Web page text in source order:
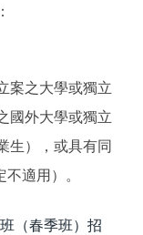
案之大學或獨立
國外大學或獨立
生），或具有同
適用）。
（春季班）招